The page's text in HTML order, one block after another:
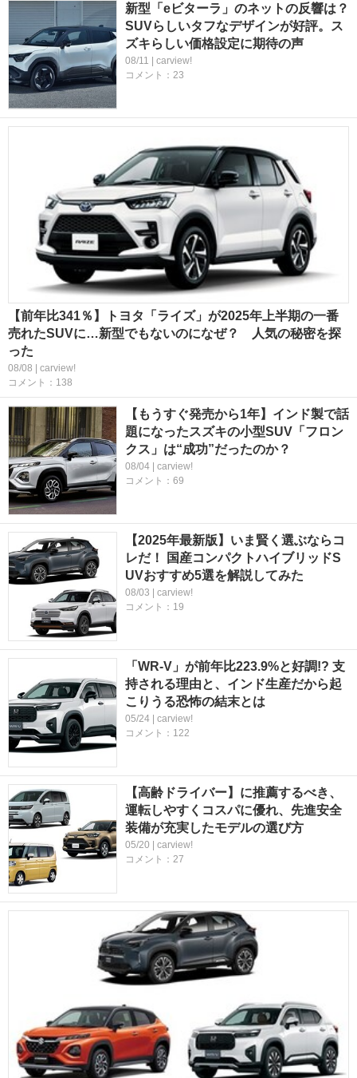
新型「eビターラ」のネットの反響は？
SUVらしいタフなデザインが好評。ス
ズキらしい価格設定に期待の声
08/11 | carview!
コメント：23
【前年比341％】トヨタ「ライズ」が2025年上半期の一番
売れたSUVに…新型でもないのになぜ？ 人気の秘密を探
った
08/08 | carview!
コメント：138
【もうすぐ発売から1年】インド製で話
題になったスズキの小型SUV「フロン
クス」は“成功”だったのか？
08/04 | carview!
コメント：69
【2025年最新版】いま賢く選ぶならコ
レだ！ 国産コンパクトハイブリッドS
UVおすすめ5選を解説してみた
08/03 | carview!
コメント：19
「WR-V」が前年比223.9%と好調!? 支
持される理由と、インド生産だから起
こりうる恐怖の結末とは
05/24 | carview!
コメント：122
【高齢ドライバー】に推薦するべき、
運転しやすくコスパに優れ、先進安全
装備が充実したモデルの選び方
05/20 | carview!
コメント：27